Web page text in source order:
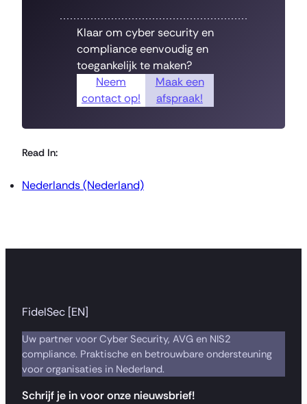
Klaar om cyber security en
compliance eenvoudig en
toegankelijk te maken?
Neem
contact op!
Maak een
afspraak!
Read In:
Nederlands (Nederland)
FidelSec [EN]
Uw partner voor Cyber Security, AVG en NIS2
compliance. Praktische en betrouwbare ondersteuning
voor organisaties in Nederland.
Schrijf je in voor onze nieuwsbrief!